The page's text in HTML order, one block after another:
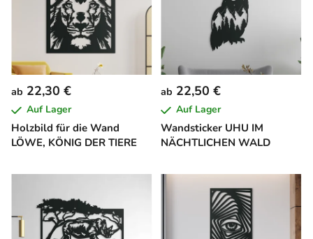
Holzbild für die Wand
LÖWE, KÖNIG DER TIERE
ab 22,30 €
Auf Lager
Wandsticker UHU IM
NÄCHTLICHEN WALD
ab 22,50 €
Auf Lager